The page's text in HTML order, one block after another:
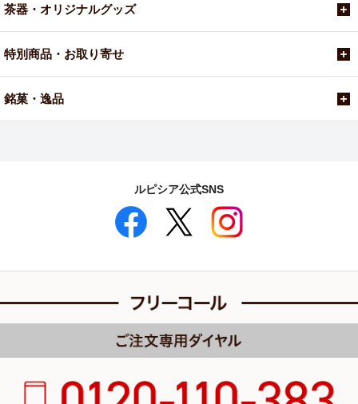
茶器・オリジナルグッズ
特別商品・お取り寄せ
銘菓・逸品
ルピシア公式SNS